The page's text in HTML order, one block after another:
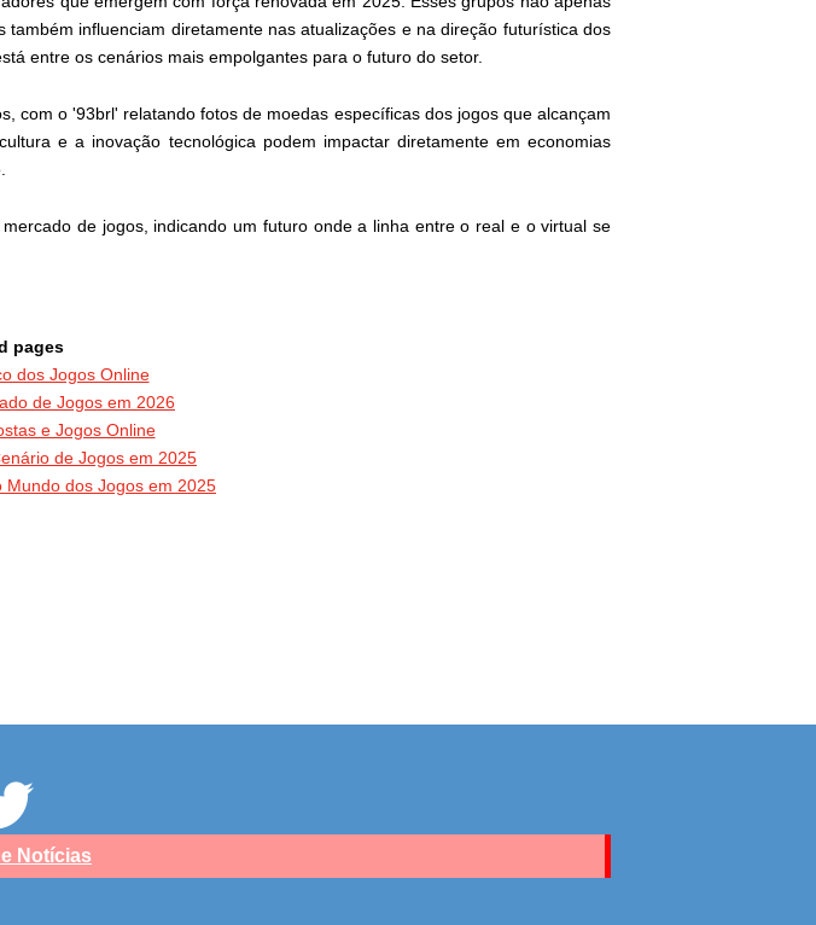
influenciam diretamente nas atualizações e na direção futurística dos
entre os cenários mais empolgantes para o futuro do setor.
com o '93brl' relatando fotos de moedas específicas dos jogos que alcançam
e a inovação tecnológica podem impactar diretamente em economias
de jogos, indicando um futuro onde a linha entre o real e o virtual se
pages
dos Jogos Online
de Jogos em 2026
e Jogos Online
de Jogos em 2025
Mundo dos Jogos em 2025
Notícias